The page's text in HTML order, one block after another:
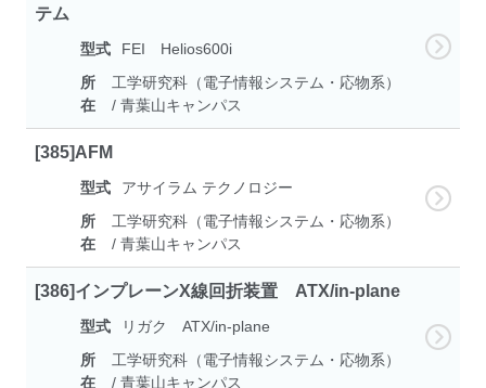
テム
型式
FEI Helios600i
所
在
工学研究科（電子情報システム・応物系）
/ 青葉山キャンパス
[385]AFM
型式
アサイラム テクノロジー
所
在
工学研究科（電子情報システム・応物系）
/ 青葉山キャンパス
[386]インプレーンX線回折装置 ATX/in-plane
型式
リガク ATX/in-plane
所
在
工学研究科（電子情報システム・応物系）
/ 青葉山キャンパス